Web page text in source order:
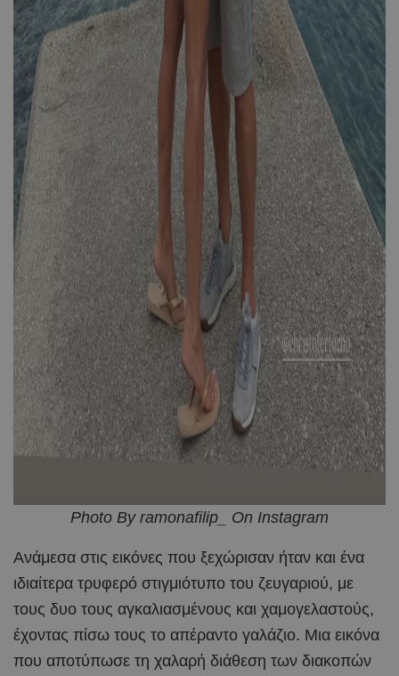
Photo By ramonafilip_ On Instagram
Ανάμεσα στις εικόνες που ξεχώρισαν ήταν και ένα
ιδιαίτερα τρυφερό στιγμιότυπο του ζευγαριού, με
τους δυο τους αγκαλιασμένους και χαμογελαστούς,
έχοντας πίσω τους το απέραντο γαλάζιο. Μια εικόνα
που αποτύπωσε τη χαλαρή διάθεση των διακοπών